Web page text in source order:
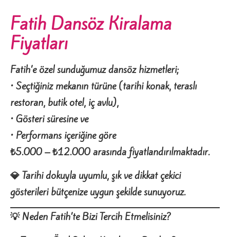
Fatih Dansöz Kiralama
Fiyatları
Fatih’e özel sunduğumuz dansöz hizmetleri;
• Seçtiğiniz mekanın türüne (tarihi konak, teraslı
restoran, butik otel, iç avlu),
• Gösteri süresine ve
• Performans içeriğine göre
₺5.000 – ₺12.000 arasında fiyatlandırılmaktadır.
💎 Tarihi dokuyla uyumlu, şık ve dikkat çekici
gösterileri bütçenize uygun şekilde sunuyoruz.
💡 Neden Fatih’te Bizi Tercih Etmelisiniz?